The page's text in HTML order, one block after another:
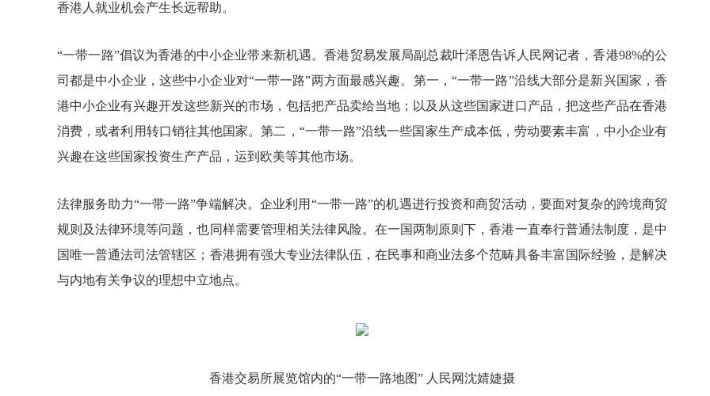
香港人就业机会产生长远帮助。
“一带一路”倡议为香港的中小企业带来新机遇。香港贸易发展局副总裁叶泽恩告诉人民网记者，香港98%的公
司都是中小企业，这些中小企业对“一带一路”两方面最感兴趣。第一，“一带一路”沿线大部分是新兴国家，香
港中小企业有兴趣开发这些新兴的市场，包括把产品卖给当地；以及从这些国家进口产品，把这些产品在香港
消费，或者利用转口销往其他国家。第二，“一带一路”沿线一些国家生产成本低，劳动要素丰富，中小企业有
兴趣在这些国家投资生产产品，运到欧美等其他市场。
法律服务助力“一带一路”争端解决。企业利用“一带一路”的机遇进行投资和商贸活动，要面对复杂的跨境商贸
规则及法律环境等问题，也同样需要管理相关法律风险。在一国两制原则下，香港一直奉行普通法制度，是中
国唯一普通法司法管辖区；香港拥有强大专业法律队伍，在民事和商业法多个范畴具备丰富国际经验，是解决
与内地有关争议的理想中立地点。
香港交易所展览馆内的“一带一路地图” 人民网沈婧婕摄